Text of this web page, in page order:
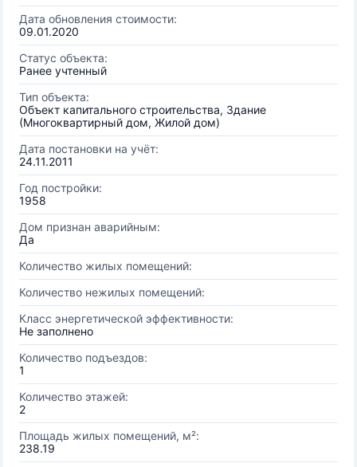
Дата обновления стоимости:
09.01.2020
Статус объекта:
Ранее учтенный
Тип объекта:
Объект капитального строительства, Здание
(Многоквартирный дом, Жилой дом)
Дата постановки на учёт:
24.11.2011
Год постройки:
1958
Дом признан аварийным:
Да
Количество жилых помещений:
Количество нежилых помещений:
Класс энергетической эффективности:
Не заполнено
Количество подъездов:
1
Количество этажей:
2
Площадь жилых помещений, м²:
238.19